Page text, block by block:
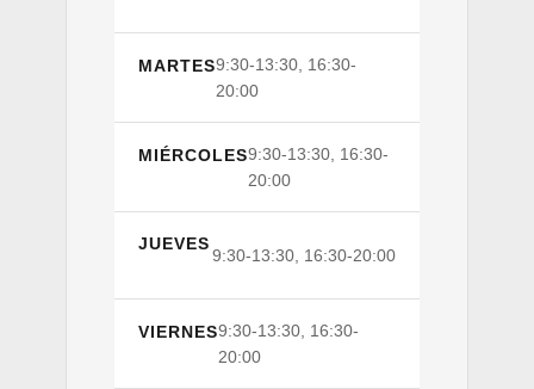
MARTES9:30-13:30, 16:30-
20:00
MIÉRCOLES9:30-13:30, 16:30-
20:00
JUEVES
9:30-13:30, 16:30-20:00
VIERNES9:30-13:30, 16:30-
20:00